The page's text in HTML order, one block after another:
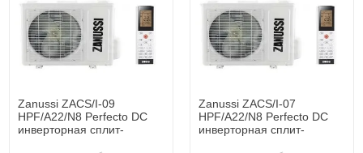
Zanussi ZACS/I-09
HPF/A22/N8 Perfecto DC
инверторная cплит-
Zanussi ZACS/I-07
HPF/A22/N8 Perfecto DC
инверторная cплит-